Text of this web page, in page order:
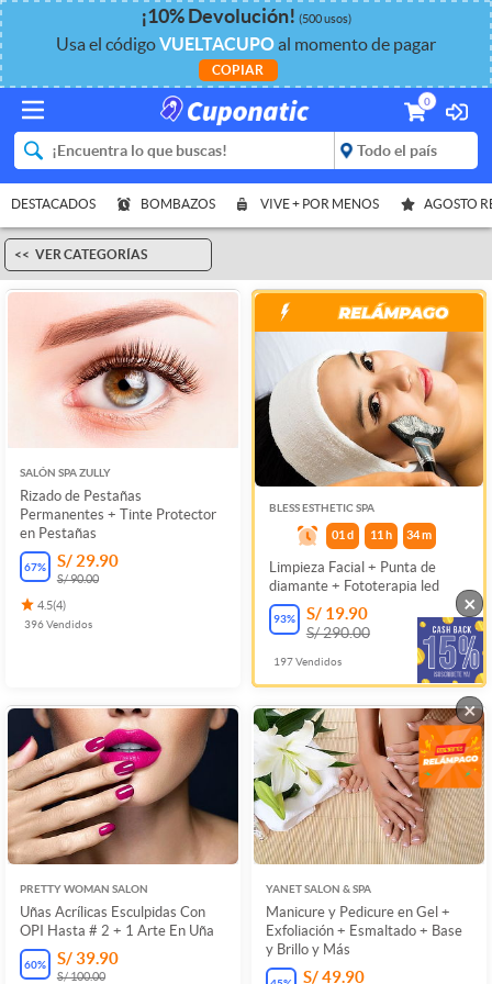
¡10%Devolución! (500 usos)
Usa el códigoVUELTACUPOal momento de pagar
COPIAR
0
DESTACADOS BOMBAZOS VIVE + POR MENOS AGOSTO
VER CATEGORÍAS
SALÓN SPA ZULLY
Rizado de Pestañas
Permanentes + Tinte Protector
en Pestañas
67% S/ 29.90
S/ 90.00
4.5(4)
396Vendidos
BLESS ESTHETIC SPA
01 d 11 h 34m
Limpieza Facial + Punta de
diamante + Fototerapia led
93% S/ 19.90
S/ 290.00
197Vendidos
PRETTY WOMAN SALON
Uñas Acrílicas Esculpidas Con
OPI Hasta # 2 + 1 Arte En Uña
60% S/ 39.90
S/ 100.00
YANET SALON & SPA
Manicure y Pedicure en Gel +
Exfoliación + Esmaltado + Base
y Brillo y Más
S/ 49.90
×
×